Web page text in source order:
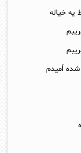
یه خیاله
شده اُمیدم